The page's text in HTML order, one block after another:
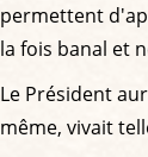
permettent
la fois banal et
Le Président
même, vivait